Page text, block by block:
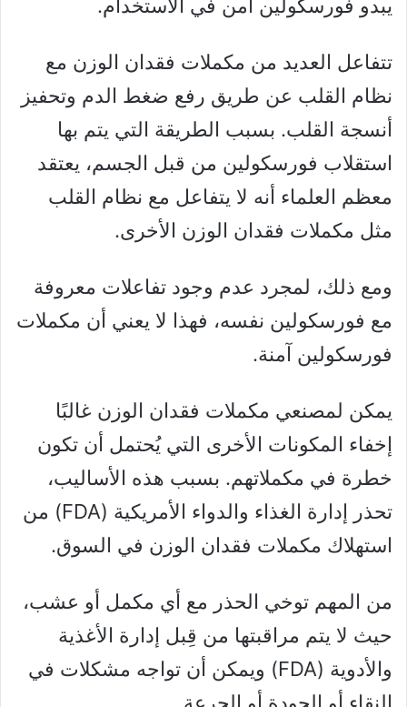
يبدو فورسكولين آمن في الاستخدام.
تتفاعل العديد من مكملات فقدان الوزن مع
نظام القلب عن طريق رفع ضغط الدم وتحفيز
أنسجة القلب. بسبب الطريقة التي يتم بها
استقلاب فورسكولين من قبل الجسم، يعتقد
معظم العلماء أنه لا يتفاعل مع نظام القلب
مثل مكملات فقدان الوزن الأخرى.
ومع ذلك، لمجرد عدم وجود تفاعلات معروفة
مع فورسكولين نفسه، فهذا لا يعني أن مكملات
فورسكولين آمنة.
يمكن لمصنعي مكملات فقدان الوزن غالبًا
إخفاء المكونات الأخرى التي يُحتمل أن تكون
خطرة في مكملاتهم. بسبب هذه الأساليب،
تحذر إدارة الغذاء والدواء الأمريكية (FDA) من
استهلاك مكملات فقدان الوزن في السوق.
من المهم توخي الحذر مع أي مكمل أو عشب،
حيث لا يتم مراقبتها من قِبل إدارة الأغذية
والأدوية (FDA) ويمكن أن تواجه مشكلات في
النقاء أو الجودة أو الجرعة.